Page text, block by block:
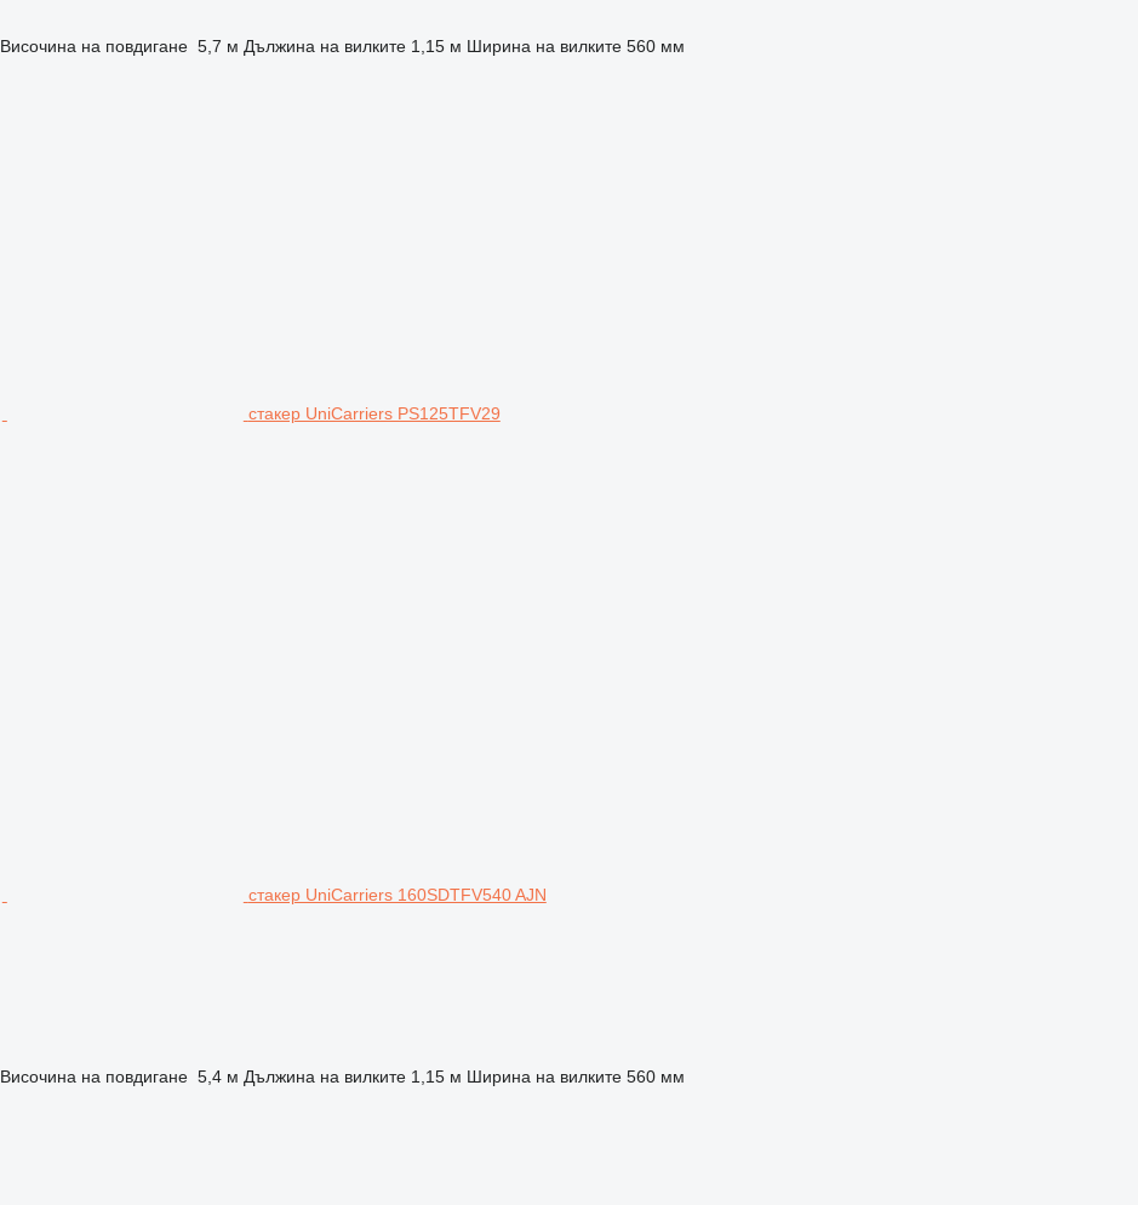
Височина на повдигане 5,7 м Дължина на вилките 1,15 м Ширина на вилките 560 мм
стакер UniCarriers PS125TFV29
стакер UniCarriers 160SDTFV540 AJN
Височина на повдигане 5,4 м Дължина на вилките 1,15 м Ширина на вилките 560 мм